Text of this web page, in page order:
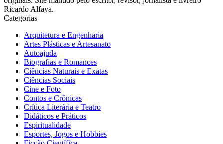
Ricardo Alfaya.
Categorias
Arquitetura e Engenharia
Artes Plásticas e Artesanato
Autoajuda
Biografias e Romances
Ciências Naturais e Exatas
Ciências Sociais
Cine e Foto
Contos e Crônicas
Crítica Literária e Teatro
Didáticos e Práticos
Espiritualidade
Esportes, Jogos e Hobbies